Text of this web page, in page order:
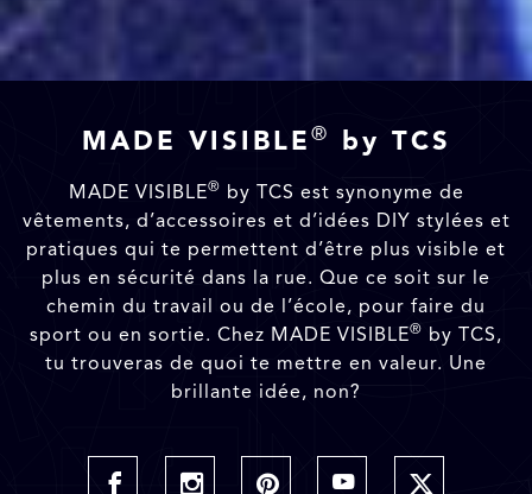
MADE VISIBLE ® by TCS
MADE VISIBLE® by TCS est synonyme de
vêtements, d’accessoires et d’idées DIY stylées et
pratiques qui te permettent d’être plus visible et
plus en sécurité dans la rue. Que ce soit sur le
chemin du travail ou de l’école, pour faire du
sport ou en sortie. Chez MADE VISIBLE® by TCS,
tu trouveras de quoi te mettre en valeur. Une
brillante idée, non?